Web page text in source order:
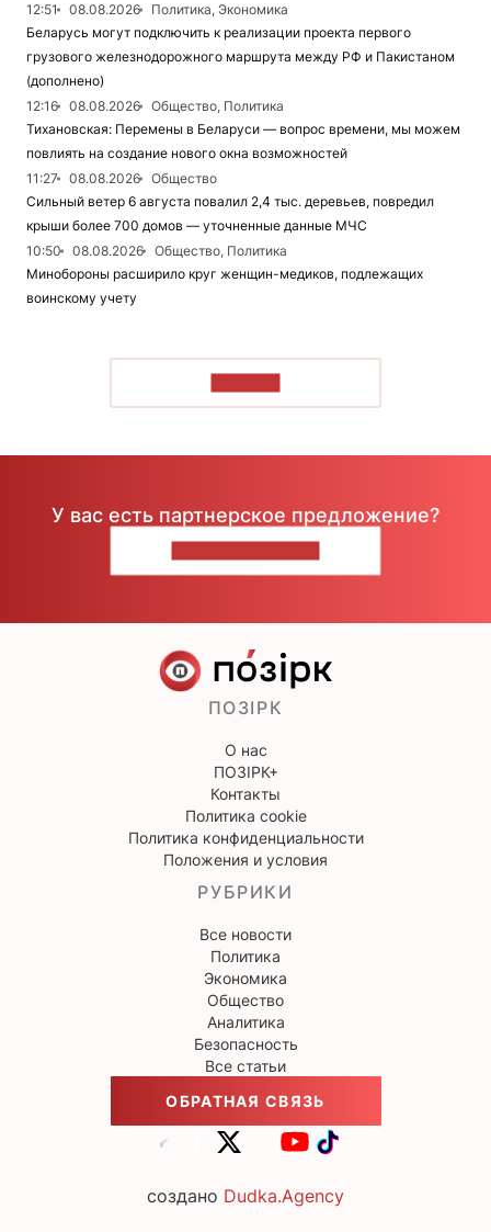
12:51
08.08.2026
Политика, Экономика
Беларусь могут подключить к реализации проекта первого
грузового железнодорожного маршрута между РФ и Пакистаном
(дополнено)
12:16
08.08.2026
Общество, Политика
Тихановская: Перемены в Беларуси — вопрос времени, мы можем
повлиять на создание нового окна возможностей
11:27
08.08.2026
Общество
Сильный ветер 6 августа повалил 2,4 тыс. деревьев, повредил
крыши более 700 домов — уточненные данные МЧС
10:50
08.08.2026
Общество, Политика
Минобороны расширило круг женщин-медиков, подлежащих
воинскому учету
У вас есть партнерское предложение?
ПОЗІРК
О нас
ПОЗІРК+
Контакты
Политика cookie
Политика конфиденциальности
Положения и условия
РУБРИКИ
Все новости
Политика
Экономика
Общество
Аналитика
Безопасность
Все статьи
ОБРАТНАЯ СВЯЗЬ
создано Dudka.Agency